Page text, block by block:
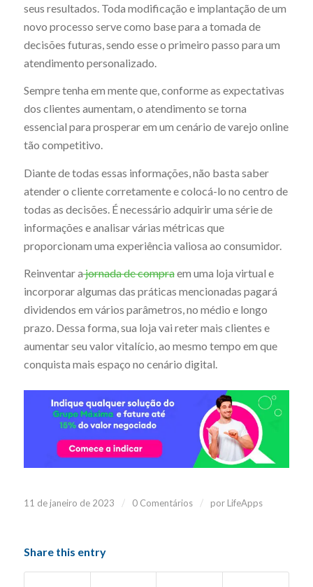
seus resultados. Toda modificação e implantação de um
novo processo serve como base para a tomada de
decisões futuras, sendo esse o primeiro passo para um
atendimento personalizado.
Sempre tenha em mente que, conforme as expectativas
dos clientes aumentam, o atendimento se torna
essencial para prosperar em um cenário de varejo online
tão competitivo.
Diante de todas essas informações, não basta saber
atender o cliente corretamente e colocá-lo no centro de
todas as decisões. É necessário adquirir uma série de
informações e analisar várias métricas que
proporcionam uma experiência valiosa ao consumidor.
Reinventar ajornada de compraem uma loja virtual e
incorporar algumas das práticas mencionadas pagará
dividendos em vários parâmetros, no médio e longo
prazo. Dessa forma, sua loja vai reter mais clientes e
aumentar seu valor vitalício, ao mesmo tempo em que
conquista mais espaço no cenário digital.
11 de janeiro de 2023 / 0 Comentários / por LifeApps
Share this entry